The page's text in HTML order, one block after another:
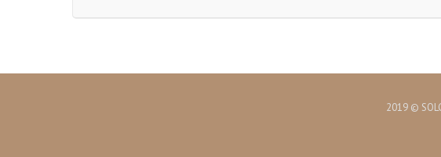
2019 ©